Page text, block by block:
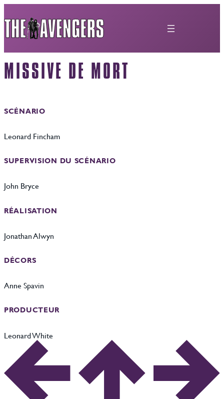
au
contenu
MISSIVE DE MORT
SCÉNARIO
Leonard Fincham
SUPERVISION DU SCÉNARIO
John Bryce
RÉALISATION
Jonathan Alwyn
DÉCORS
Anne Spavin
PRODUCTEUR
Leonard White